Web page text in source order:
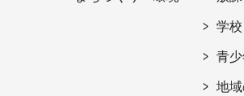
学
青
地